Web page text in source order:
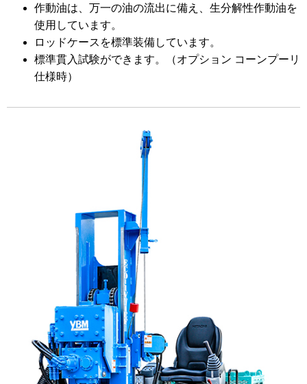
作動油は、万一の油の流出に備え、生分解性作動油を
使用しています。
ロッドケースを標準装備しています。
標準貫入試験ができます。（オプション コーンプーリ
仕様時）